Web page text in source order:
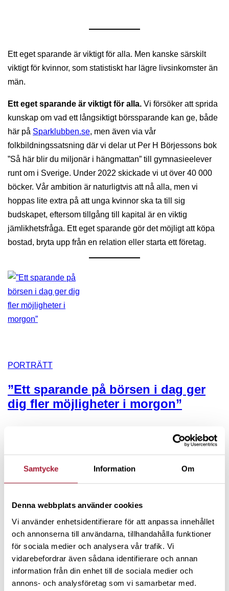
Samtycke Information Om
Denna webbplats använder cookies
Vi använder enhetsidentifierare för att anpassa innehållet
och annonserna till användarna, tillhandahålla funktioner
för sociala medier och analysera vår trafik. Vi
vidarebefordrar även sådana identifierare och annan
information från din enhet till de sociala medier och
annons- och analysföretag som vi samarbetar med.
Ett eget sparande är viktigt för alla. Men kanske särskilt
viktigt för kvinnor, som statistiskt har lägre livsinkomster än
män.
Ett eget sparande är viktigt för alla. Vi försöker att sprida
kunskap om vad ett långsiktigt börssparande kan ge, både
här på Sparklubben.se, men även via vår
folkbildningssatsning där vi delar ut Per H Börjessons bok
”Så här blir du miljonär i hängmattan” till gymnasieelever
runt om i Sverige. Under 2022 skickade vi ut över 40 000
böcker. Vår ambition är naturligtvis att nå alla, men vi
hoppas lite extra på att unga kvinnor ska ta till sig
budskapet, eftersom tillgång till kapital är en viktig
jämlikhetsfråga. Ett eget sparande gör det möjligt att köpa
bostad, bryta upp från en relation eller starta ett företag.
PORTRÄTT
”Ett sparande på börsen i dag ger
dig fler möjligheter i morgon”
NYHETER
Spiltan Invest dubblar en halv
miljon i donationer till Ukraina till
minne av Cecilia Stegö Chilò